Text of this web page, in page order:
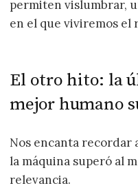
permiten vislumbrar,
en el que viviremos el
El otro hito: la
mejor humano
Nos encanta recordar
la máquina superó al
relevancia.